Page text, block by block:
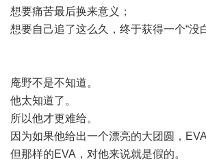
想要痛苦最后换来意义；
想要自己追了这么久，终于获得一个“没
庵野不是不知道。
他太知道了。
所以他才更难给。
因为如果他给出一个漂亮的大团圆，
但那样的EVA，对他来说就是假的。